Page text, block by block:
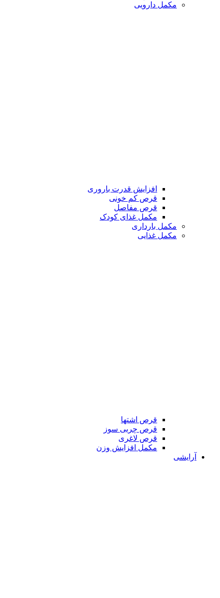
مکمل دارویی
افزایش قدرت باروری
قرص کم خونی
قرص مفاصل
مکمل غذای کودک
مکمل بارداری
مکمل غذایی
قرص اشتها
قرص چربی سوز
قرص لاغری
مکمل افزایش وزن
آرایشی